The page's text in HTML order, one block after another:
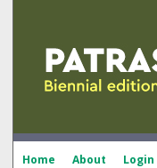
Home About Login